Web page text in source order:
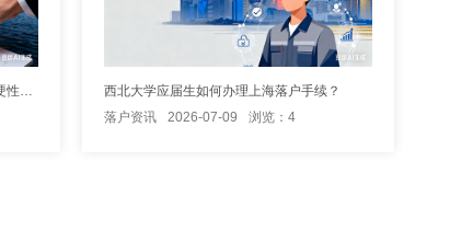
西北大学应届生如何办理上海落户手续？
落户资讯
2026-07-09 浏览：4